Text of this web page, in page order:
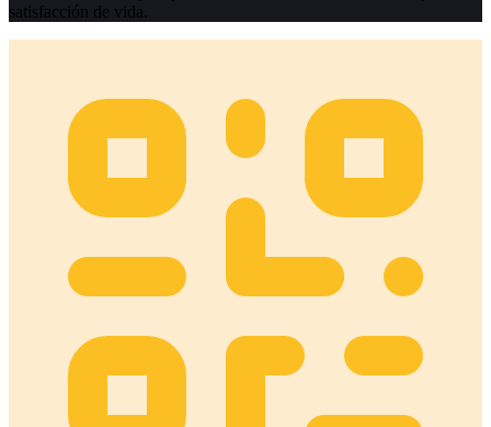
satisfacción de vida.